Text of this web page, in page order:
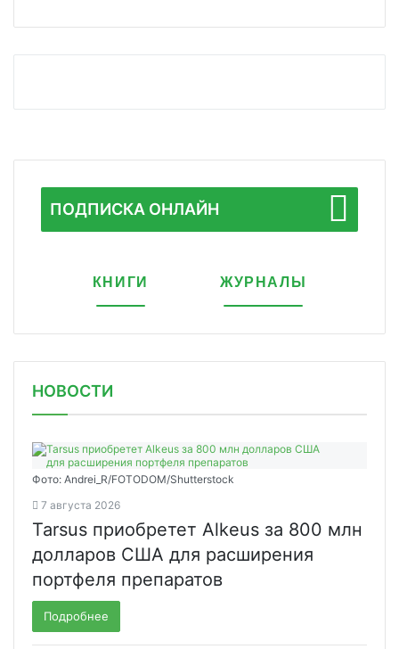
ПОДПИСКА ОНЛАЙН
КНИГИ ЖУРНАЛЫ
НОВОСТИ
Фото: Andrei_R/FOTODOM/Shutterstock
7 августа 2026
Tarsus приобретет Alkeus за 800 млн
долларов США для расширения
портфеля препаратов
Подробнее